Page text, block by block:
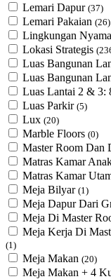
Lemari Dapur (37)
Lemari Pakaian (26)
Lingkungan
Lokasi Strategis
Luas Bangunan
Luas Bangunan
Luas Lantai 2 & 3:
Luas Parkir (5)
Lux (20)
Marble Floors (0)
Master Room Dan
Matras Kamar
Matras Kamar
Meja Bilyar (1)
Meja Dapur Dari
Meja Di Master
Meja Kerja Di
(1)
Meja Makan (20)
Meja Makan + 4